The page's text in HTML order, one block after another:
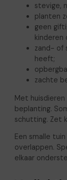
stevige,
planten
geen
kinderen
zand- of
heeft;
zachte
Met
beplanting.
schutting. Zet
Een smalle
overlappen.
elkaar